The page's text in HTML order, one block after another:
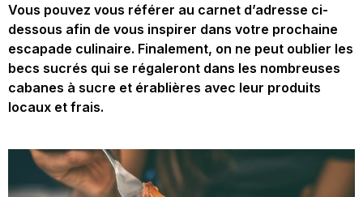
Vous pouvez vous référer au carnet d’adresse ci-
dessous afin de vous inspirer dans votre prochaine
escapade culinaire. Finalement, on ne peut oublier les
becs sucrés qui se régaleront dans les nombreuses
cabanes à sucre et érablières avec leur produits
locaux et frais.